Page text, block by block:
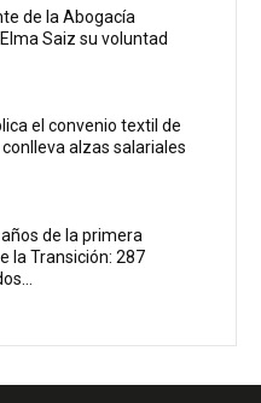
de la Abogacía
Saiz su voluntad
el convenio textil de
conlleva alzas salariales
de la primera
la Transición: 287